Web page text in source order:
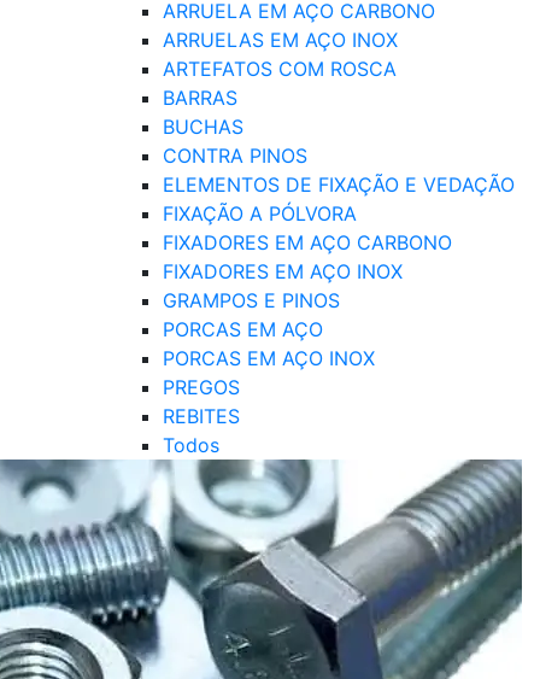
ARRUELA EM AÇO CARBONO
ARRUELAS EM AÇO INOX
ARTEFATOS COM ROSCA
BARRAS
BUCHAS
CONTRA PINOS
ELEMENTOS DE FIXAÇÃO E VEDAÇÃO
FIXAÇÃO A PÓLVORA
FIXADORES EM AÇO CARBONO
FIXADORES EM AÇO INOX
GRAMPOS E PINOS
PORCAS EM AÇO
PORCAS EM AÇO INOX
PREGOS
REBITES
Todos